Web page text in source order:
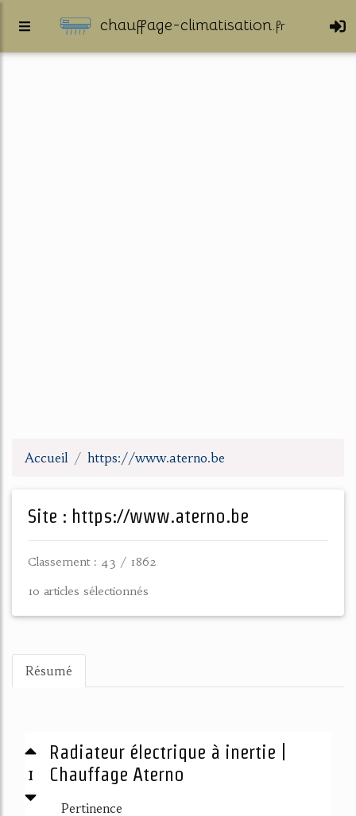
chauffage-climatisation.fr
Accueil https://www.aterno.be
Site : https://www.aterno.be
Classement : 43 / 1862
10 articles sélectionnés
Résumé
1
Radiateur électrique à inertie |
Chauffage Aterno
Pertinence